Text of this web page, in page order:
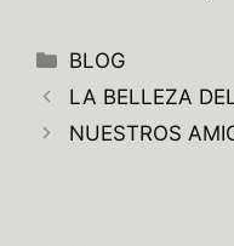
Categorías
BLOG
LA BELLEZA
NUESTROS